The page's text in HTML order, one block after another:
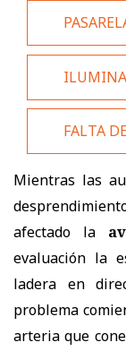
FALTA
Mientras las
afectado la
evaluación la
ladera en
problema
arteria que